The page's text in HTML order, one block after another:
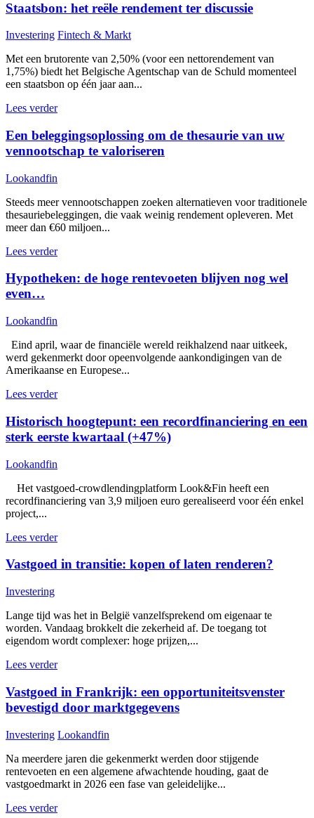
Staatsbon: het reële rendement ter discussie
Investering Fintech & Markt
Met een brutorente van 2,50% (voor een nettorendement van
1,75%) biedt het Belgische Agentschap van de Schuld momenteel
een staatsbon op één jaar aan...
Lees verder
Een beleggingsoplossing om de thesaurie van uw
vennootschap te valoriseren
Lookandfin
Steeds meer vennootschappen zoeken alternatieven voor traditionele
thesauriebeleggingen, die vaak weinig rendement opleveren. Met
meer dan €60 miljoen...
Lees verder
Hypotheken: de hoge rentevoeten blijven nog wel
even…
Lookandfin
Eind april, waar de financiële wereld reikhalzend naar uitkeek,
werd gekenmerkt door opeenvolgende aankondigingen van de
Amerikaanse en Europese...
Lees verder
Historisch hoogtepunt: een recordfinanciering en een
sterk eerste kwartaal (+47%)
Lookandfin
Het vastgoed-crowdlendingplatform Look&Fin heeft een
recordfinanciering van 3,9 miljoen euro gerealiseerd voor één enkel
project,...
Lees verder
Vastgoed in transitie: kopen of laten renderen?
Investering
Lange tijd was het in België vanzelfsprekend om eigenaar te
worden. Vandaag brokkelt die zekerheid af. De toegang tot
eigendom wordt complexer: hoge prijzen,...
Lees verder
Vastgoed in Frankrijk: een opportuniteitsvenster
bevestigd door marktgegevens
Investering Lookandfin
Na meerdere jaren die gekenmerkt werden door stijgende
rentevoeten en een algemene afwachtende houding, gaat de
vastgoedmarkt in 2026 een fase van geleidelijke...
Lees verder